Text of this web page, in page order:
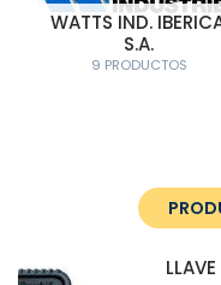
WATTS IND.
S.A.
9 PRODUCTOS